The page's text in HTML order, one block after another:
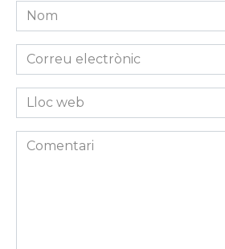
Nom
*
Correu
electrònic
*Lloc
web
Comentari